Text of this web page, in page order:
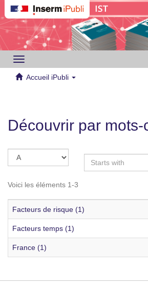
Toggle
navigation
Accueil iPubli
Découvrir par mots-
Voici les éléments 1-3
Facteurs de risque (1)
Facteurs temps (1)
France (1)